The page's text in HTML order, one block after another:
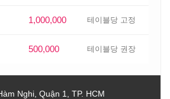
1,000,000 테이블당 고정
500,000 테이블당 권장
Nghi, Quận 1, TP. HCM